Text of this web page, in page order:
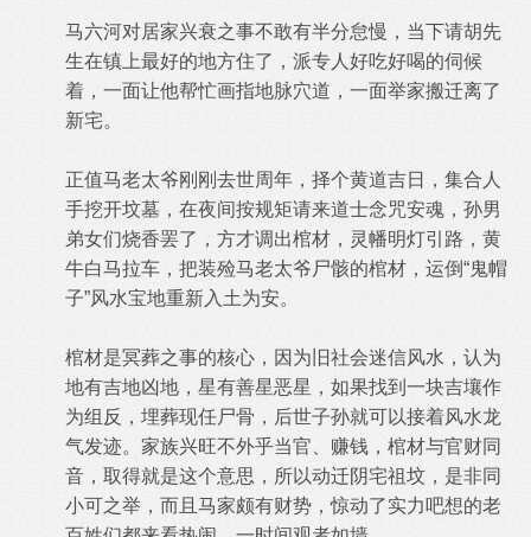
马六河对居家兴衰之事不敢有半分怠慢，当下请胡先
生在镇上最好的地方住了，派专人好吃好喝的伺候
着，一面让他帮忙画指地脉穴道，一面举家搬迁离了
新宅。
正值马老太爷刚刚去世周年，择个黄道吉日，集合人
手挖开坟墓，在夜间按规矩请来道士念咒安魂，孙男
弟女们烧香罢了，方才调出棺材，灵幡明灯引路，黄
牛白马拉车，把装殓马老太爷尸骸的棺材，运倒“鬼帽
子”风水宝地重新入土为安。
棺材是冥葬之事的核心，因为旧社会迷信风水，认为
地有吉地凶地，星有善星恶星，如果找到一块吉壤作
为组反，埋葬现任尸骨，后世子孙就可以接着风水龙
气发迹。家族兴旺不外乎当官、赚钱，棺材与官财同
音，取得就是这个意思，所以动迁阴宅祖坟，是非同
小可之举，而且马家颇有财势，惊动了实力吧想的老